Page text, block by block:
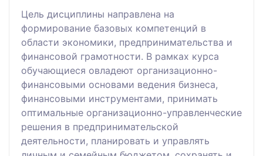
Цель дисциплины направлена на
формирование базовых компетенций в
области экономики, предпринимательства и
финансовой грамотности. В рамках курса
обучающиеся овладеют организационно-
финансовыми основами ведения бизнеса,
финансовыми инструментами, принимать
оптимальные организационно-управленческие
решения в предпринимательской
деятельности, планировать и управлять